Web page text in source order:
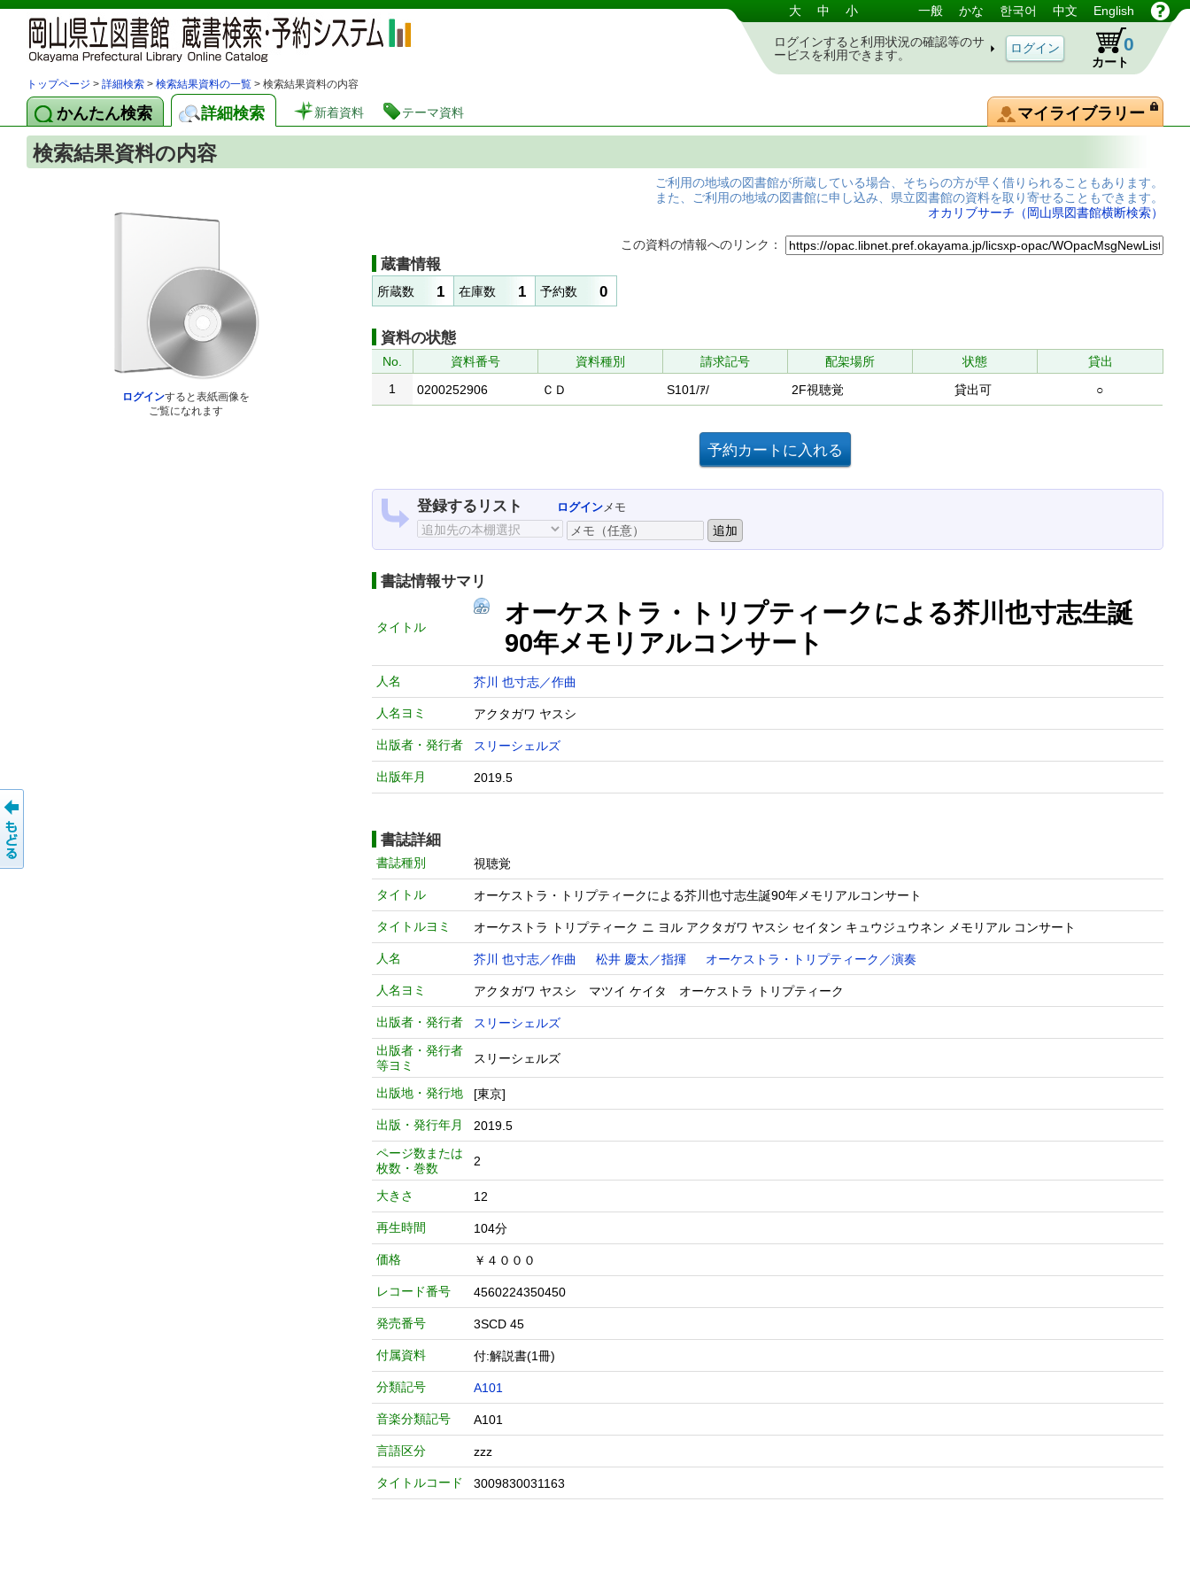
岡山県立図書館 蔵書検索・予約システム 大 中 小 一般 かな 한국어 中文 English
ログインすると利用状況の確認等のサ
ービスを利用できます。
カート
0
トップページ > 詳細検索 > 検索結果資料の一覧 > 検索結果資料の内容
かんたん検索 詳細検索 新着資料 テーマ資料 マイライブラリー
検索結果資料の内容
ログインすると表紙画像を
ご覧になれます
ご利用の地域の図書館が所蔵している場合、そちらの方が早く借りられることもあります。
また、ご利用の地域の図書館に申し込み、県立図書館の資料を取り寄せることもできます。
オカリブサーチ（岡山県図書館横断検索）
この資料の情報へのリンク：
蔵書情報
所蔵数 1 在庫数 1 予約数 0
資料の状態
No. 資料番号 資料種別 請求記号 配架場所 状態
貸出
1
0200252906 ＣＤ S101/ｱ/ 2F視聴覚 貸出可 ○
登録するリスト ログインメモ
書誌情報サマリ
タイトル
オーケストラ・トリプティークによる芥川也寸志生誕
90年メモリアルコンサート
人名 芥川 也寸志／作曲
人名ヨミ アクタガワ ヤスシ
出版者・発行者 スリーシェルズ
出版年月 2019.5
書誌詳細
書誌種別 視聴覚
タイトル オーケストラ・トリプティークによる芥川也寸志生誕90年メモリアルコンサート
タイトルヨミ オーケストラ トリプティーク ニ ヨル アクタガワ ヤスシ セイタン キュウジュウネン メモリアル コンサート
人名 芥川 也寸志／作曲 松井 慶太／指揮 オーケストラ・トリプティーク／演奏
人名ヨミ アクタガワ ヤスシ マツイ ケイタ オーケストラ トリプティーク
出版者・発行者
スリーシェルズ
出版者・発行者
等ヨミ
スリーシェルズ
出版地・発行地 [東京]
出版・発行年月
2019.5
ページ数または
枚数・巻数
2
大きさ 12
再生時間 104分
価格 ￥４０００
レコード番号 4560224350450
発売番号 3SCD 45
付属資料 付:解説書(1冊)
分類記号 A101
音楽分類記号 A101
言語区分 zzz
タイトルコード 3009830031163